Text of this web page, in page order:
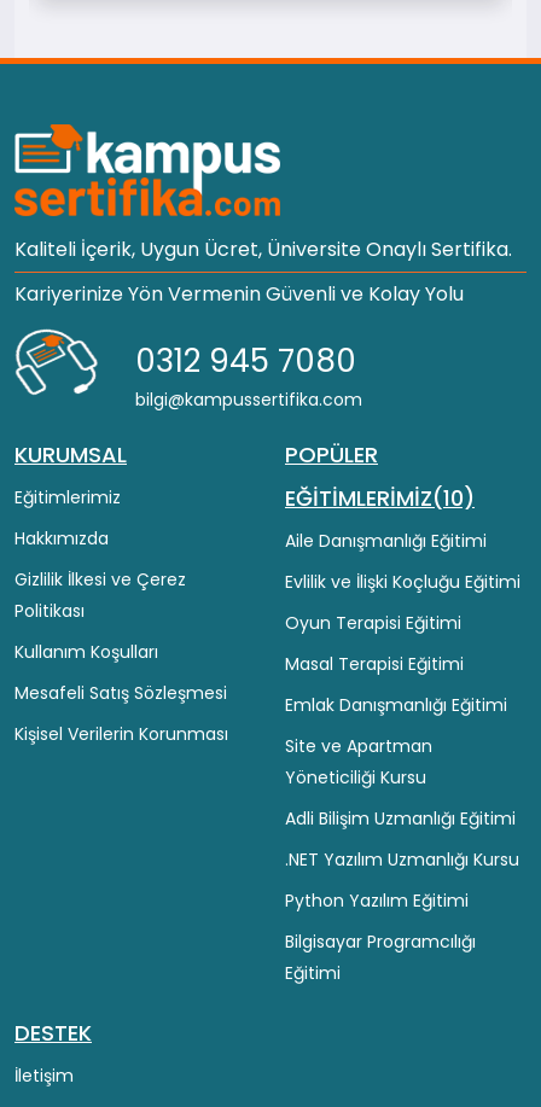
Kaliteli İçerik, Uygun Ücret, Üniversite Onaylı Sertifika.
Kariyerinize Yön Vermenin Güvenli ve Kolay Yolu
0312 945 7080
bilgi@kampussertifika.com
KURUMSAL
Eğitimlerimiz
Hakkımızda
Gizlilik İlkesi ve Çerez
Politikası
Kullanım Koşulları
Mesafeli Satış Sözleşmesi
Kişisel Verilerin Korunması
POPÜLER
EĞİTİMLERİMİZ(10)
Aile Danışmanlığı Eğitimi
Evlilik ve İlişki Koçluğu Eğitimi
Oyun Terapisi Eğitimi
Masal Terapisi Eğitimi
Emlak Danışmanlığı Eğitimi
Site ve Apartman
Yöneticiliği Kursu
Adli Bilişim Uzmanlığı Eğitimi
.NET Yazılım Uzmanlığı Kursu
Python Yazılım Eğitimi
Bilgisayar Programcılığı
Eğitimi
DESTEK
İletişim